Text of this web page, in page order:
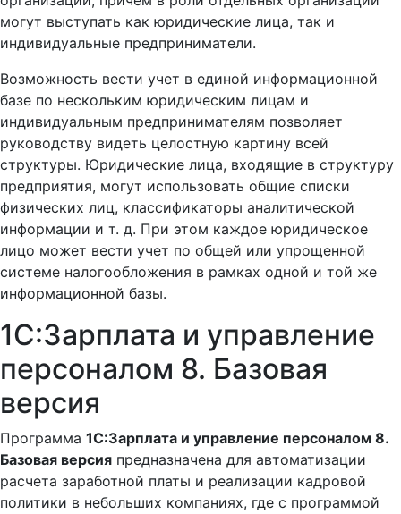
могут выступать как юридические лица, так и
индивидуальные предприниматели.
Возможность вести учет в единой информационной
базе по нескольким юридическим лицам и
индивидуальным предпринимателям позволяет
руководству видеть целостную картину всей
структуры. Юридические лица, входящие в структуру
предприятия, могут использовать общие списки
физических лиц, классификаторы аналитической
информации и т. д. При этом каждое юридическое
лицо может вести учет по общей или упрощенной
системе налогообложения в рамках одной и той же
информационной базы.
1С:Зарплата и управление
персоналом 8. Базовая
версия
Программа 1С:Зарплата и управление персоналом 8.
Базовая версия предназначена для автоматизации
расчета заработной платы и реализации кадровой
политики в небольших компаниях, где с программой